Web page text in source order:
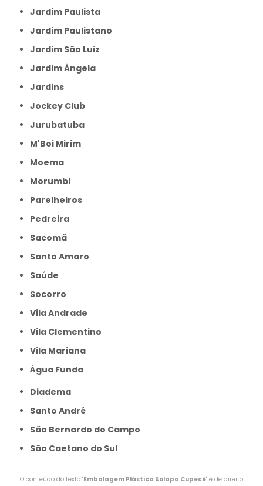
Jardim Paulista
Jardim Paulistano
Jardim São Luiz
Jardim Ângela
Jardins
Jockey Club
Jurubatuba
M'Boi Mirim
Moema
Morumbi
Parelheiros
Pedreira
Sacomã
Santo Amaro
Saúde
Socorro
Vila Andrade
Vila Clementino
Vila Mariana
Água Funda
Diadema
Santo André
São Bernardo do Campo
São Caetano do Sul
O conteúdo do texto "Embalagem Plástica Solapa Cupecê" é de direito